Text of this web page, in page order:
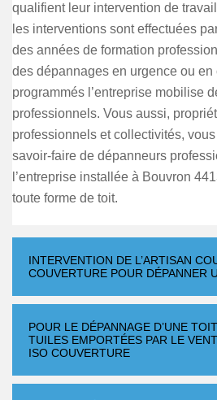
qualifient leur intervention de
les interventions sont effectuées
des années de formation
des dépannages en urgence ou
programmés l’entreprise mobilise
professionnels. Vous aussi,
professionnels et collectivités,
savoir-faire de dépanneurs
l’entreprise installée à Bouvron
toute forme de toit.
INTERVENTION DE L’ARTISAN
COUVERTURE POUR DÉPANNER
POUR LE DÉPANNAGE D’UNE
TUILES EMPORTÉES PAR LE
ISO COUVERTURE